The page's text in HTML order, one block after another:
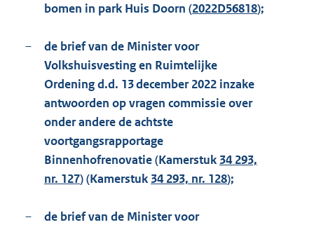
bomen in park Huis Doorn (2022D56818);
–
de brief van de Minister voor
Volkshuisvesting en Ruimtelijke
Ordening d.d. 13 december 2022 inzake
antwoorden op vragen commissie over
onder andere de achtste
voortgangsrapportage
Binnenhofrenovatie (Kamerstuk 34 293,
nr. 127) (Kamerstuk 34 293, nr. 128);
–
de brief van de Minister voor